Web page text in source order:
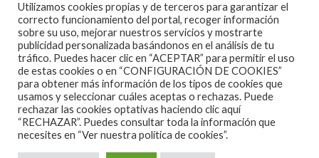
2007 COPYRIGHT -CODETIPITHEME
Utilizamos cookies propias y de terceros para garantizar el
correcto funcionamiento del portal, recoger información
sobre su uso, mejorar nuestros servicios y mostrarte
publicidad personalizada basándonos en el análisis de tu
tráfico. Puedes hacer clic en “ACEPTAR” para permitir el uso
de estas cookies o en “CONFIGURACIÓN DE COOKIES”
para obtener más información de los tipos de cookies que
usamos y seleccionar cuáles aceptas o rechazas. Puede
rechazar las cookies optativas haciendo clic aquí
“RECHAZAR”. Puedes consultar toda la información que
necesites en “Ver nuestra política de cookies”.